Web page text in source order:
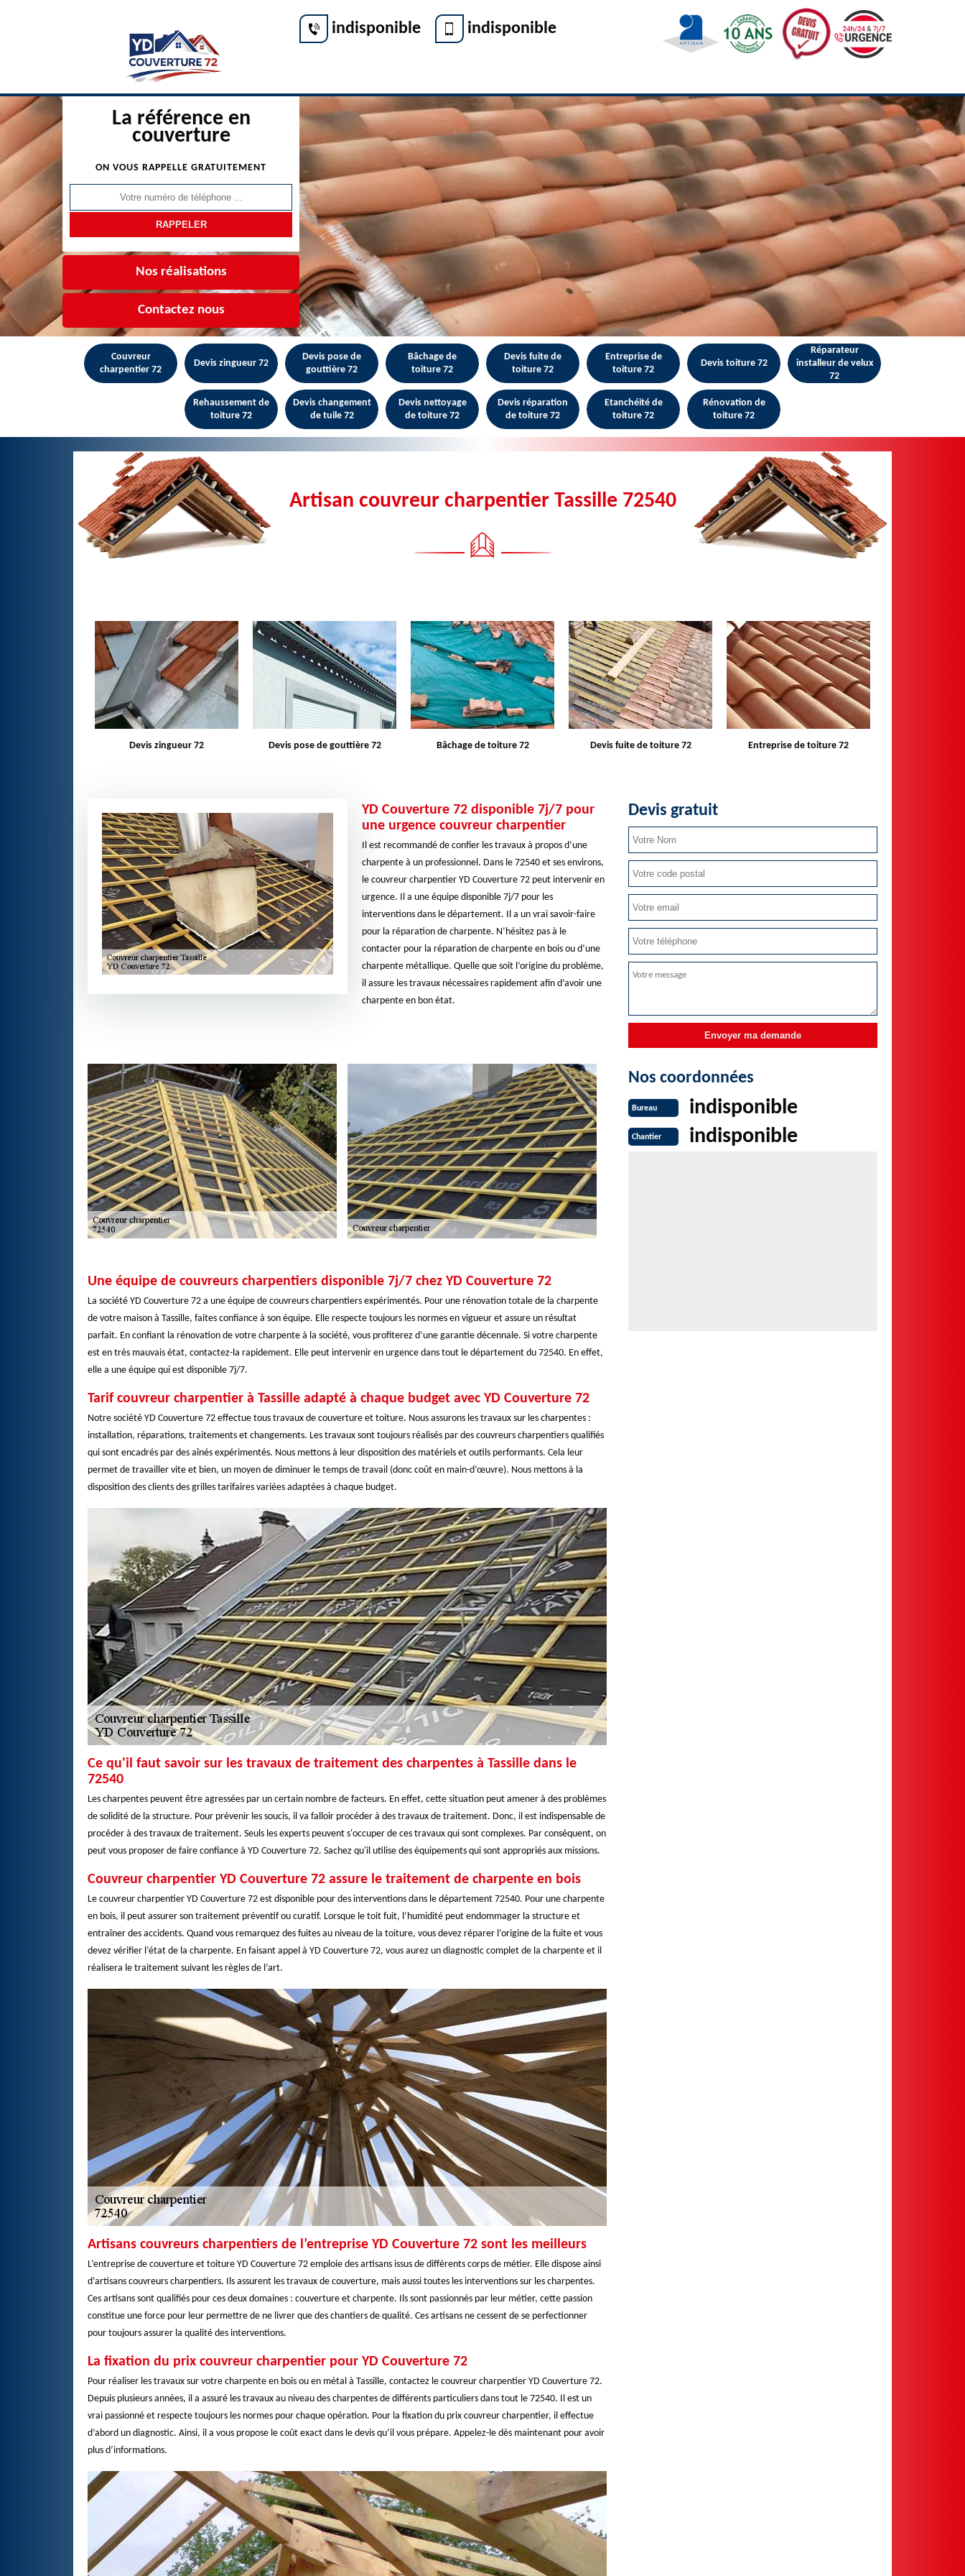
indisponible indisponible
La référence en
couverture
ON VOUS RAPPELLE GRATUITEMENT
Nos réalisations
Contactez nous
Couvreur
charpentier 72
Devis zingueur 72
Devis pose de
gouttière 72
Bâchage de
toiture 72
Devis fuite de
toiture 72
Entreprise de
toiture 72
Devis toiture 72
Réparateur
installeur de velux
72
Rehaussement de
toiture 72
Devis changement
de tuile 72
Devis nettoyage
de toiture 72
Devis réparation
de toiture 72
Etanchéité de
toiture 72
Rénovation de
toiture 72
Artisan couvreur charpentier Tassille 72540
Devis pose de gouttière 72 Bâchage de toiture 72 Devis fuite de toiture 72 Entreprise de toiture 72 Devis toiture 72
YD Couverture 72 disponible 7j/7 pour
une urgence couvreur charpentier
Il est recommandé de confier les travaux à propos d’une
charpente à un professionnel. Dans le 72540 et ses environs,
le couvreur charpentier YD Couverture 72 peut intervenir en
urgence. Il a une équipe disponible 7j/7 pour les
interventions dans le département. Il a un vrai savoir-faire
pour la réparation de charpente. N’hésitez pas à le
contacter pour la réparation de charpente en bois ou d’une
charpente métallique. Quelle que soit l’origine du problème,
il assure les travaux nécessaires rapidement afin d’avoir une
charpente en bon état.
Une équipe de couvreurs charpentiers disponible 7j/7 chez YD Couverture 72
La société YD Couverture 72 a une équipe de couvreurs charpentiers expérimentés. Pour une rénovation totale de la charpente
de votre maison à Tassille, faites confiance à son équipe. Elle respecte toujours les normes en vigueur et assure un résultat
parfait. En confiant la rénovation de votre charpente à la société, vous profiterez d’une garantie décennale. Si votre charpente
est en très mauvais état, contactez-la rapidement. Elle peut intervenir en urgence dans tout le département du 72540. En effet,
elle a une équipe qui est disponible 7j/7.
Tarif couvreur charpentier à Tassille adapté à chaque budget avec YD Couverture 72
Notre société YD Couverture 72 effectue tous travaux de couverture et toiture. Nous assurons les travaux sur les charpentes :
installation, réparations, traitements et changements. Les travaux sont toujours réalisés par des couvreurs charpentiers qualifiés
qui sont encadrés par des aînés expérimentés. Nous mettons à leur disposition des matériels et outils performants. Cela leur
permet de travailler vite et bien, un moyen de diminuer le temps de travail (donc coût en main-d’œuvre). Nous mettons à la
disposition des clients des grilles tarifaires variées adaptées à chaque budget.
Ce qu'il faut savoir sur les travaux de traitement des charpentes à Tassille dans le
72540
Les charpentes peuvent être agressées par un certain nombre de facteurs. En effet, cette situation peut amener à des problèmes
de solidité de la structure. Pour prévenir les soucis, il va falloir procéder à des travaux de traitement. Donc, il est indispensable de
procéder à des travaux de traitement. Seuls les experts peuvent s'occuper de ces travaux qui sont complexes. Par conséquent, on
peut vous proposer de faire confiance à YD Couverture 72. Sachez qu'il utilise des équipements qui sont appropriés aux missions.
Couvreur charpentier YD Couverture 72 assure le traitement de charpente en bois
Le couvreur charpentier YD Couverture 72 est disponible pour des interventions dans le département 72540. Pour une charpente
en bois, il peut assurer son traitement préventif ou curatif. Lorsque le toit fuit, l’humidité peut endommager la structure et
entraîner des accidents. Quand vous remarquez des fuites au niveau de la toiture, vous devez réparer l’origine de la fuite et vous
devez vérifier l’état de la charpente. En faisant appel à YD Couverture 72, vous aurez un diagnostic complet de la charpente et il
réalisera le traitement suivant les règles de l’art.
Artisans couvreurs charpentiers de l’entreprise YD Couverture 72 sont les meilleurs
L’entreprise de couverture et toiture YD Couverture 72 emploie des artisans issus de différents corps de métier. Elle dispose ainsi
d’artisans couvreurs charpentiers. Ils assurent les travaux de couverture, mais aussi toutes les interventions sur les charpentes.
Ces artisans sont qualifiés pour ces deux domaines : couverture et charpente. Ils sont passionnés par leur métier, cette passion
constitue une force pour leur permettre de ne livrer que des chantiers de qualité. Ces artisans ne cessent de se perfectionner
pour toujours assurer la qualité des interventions.
La fixation du prix couvreur charpentier pour YD Couverture 72
Pour réaliser les travaux sur votre charpente en bois ou en métal à Tassille, contactez le couvreur charpentier YD Couverture 72.
Depuis plusieurs années, il a assuré les travaux au niveau des charpentes de différents particuliers dans tout le 72540. Il est un
vrai passionné et respecte toujours les normes pour chaque opération. Pour la fixation du prix couvreur charpentier, il effectue
d’abord un diagnostic. Ainsi, il a vous propose le coût exact dans le devis qu’il vous prépare. Appelez-le dès maintenant pour avoir
plus d’informations.
Devis gratuit
Nos coordonnées
Bureau indisponible
Chantier indisponible